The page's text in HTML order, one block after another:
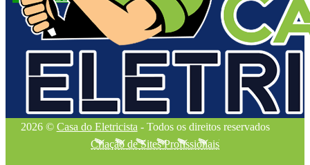
2026 © Casa do Eletricista - Todos os direitos reservados
Criação de Sites Profissionais